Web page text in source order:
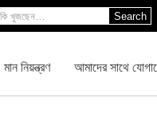
Search
মান নিয়ন্ত্রণ আমাদের সাথে